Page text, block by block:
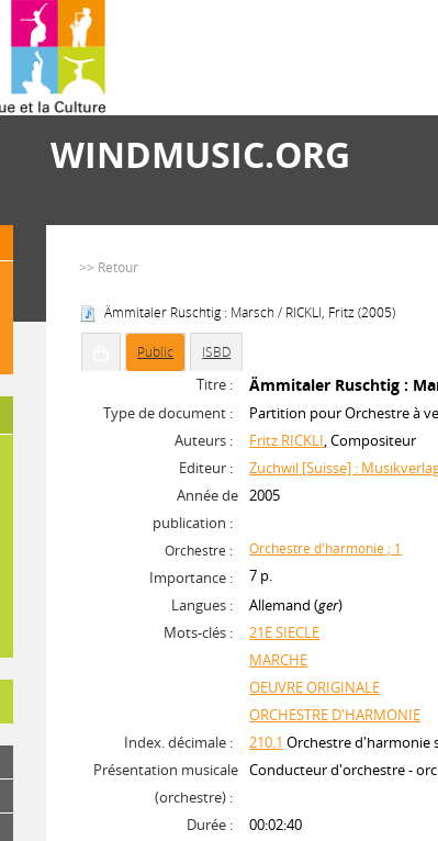
WINDMUSIC.ORG
>> Retour
Ämmitaler Ruschtig : Marsch / RICKLI, Fritz (2005)
Public ISBD
Titre : Ämmitaler Ruschtig :
Type de document :
Partition pour Orchestre à
Auteurs :
Fritz RICKLI, Compositeur
Editeur :
Zuchwil [Suisse] :
Année de
publication :
2005
Orchestre : Orchestre d'harmonie ; 1
Importance :
7 p.
Langues :
Allemand (ger)
Mots-clés :
21E SIECLE
MARCHE
OEUVRE ORIGINALE
ORCHESTRE D'HARMONIE
Index. décimale :
210.1 Orchestre d'harmonie
Présentation musicale
(orchestre) :
Conducteur d'orchestre -
Durée :
00:02:40